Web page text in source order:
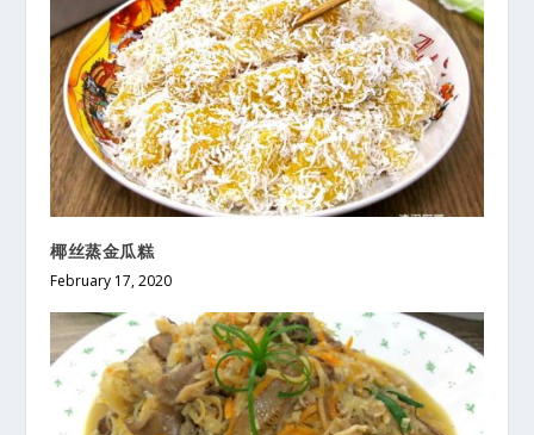
椰丝蒸金瓜糕
February 17, 2020